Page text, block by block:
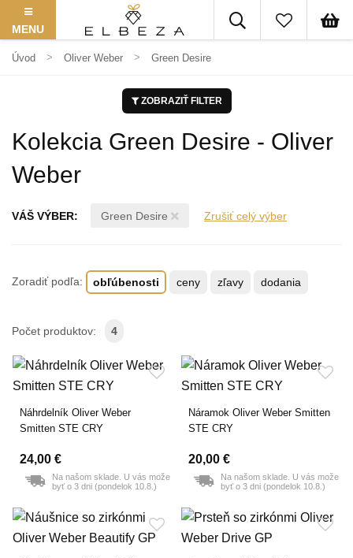
MENU
Úvod Oliver Weber Green Desire
ZOBRAZIŤ FILTER
Kolekcia Green Desire - Oliver
Weber
VÁŠ VÝBER: Green Desire Zrušiť celý výber
Zoradiť podľa: obľúbenosti ceny zľavy dodania
Počet produktov: 4
Náhrdelník Oliver Weber
Smitten STE CRY
24,00 €
Na našom sklade. U vás može
byť o 3 dni (pondelok 10.8.)
Náramok Oliver Weber Smitten
STE CRY
20,00 €
Na našom sklade. U vás može
byť o 3 dni (pondelok 10.8.)